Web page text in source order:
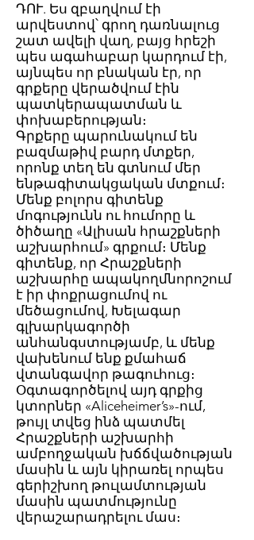
ԴՈՒ. Ես զբաղվում էի
արվեստով՝ գրող դառնալուց
շատ ավելի վաղ, բայց հրեշի
պես ագահաբար կարդում էի,
այնպես որ բնական էր, որ
գրքերը վերածվում էին
պատկերապատման և
փոխաբերության։
Գրքերը պարունակում են
բազմաթիվ բարդ մտքեր,
որոնք տեղ են գտնում մեր
ենթագիտակցական մտքում։
Մենք բոլորս գիտենք
մոգությունն ու հումորը և
ծիծաղը «Ալիսան հրաշքների
աշխարհում» գրքում։ Մենք
գիտենք, որ Հրաշքների
աշխարհը ապակողմնորոշում
է իր փոքրացումով ու
մեծացումով, Խելագար
գլխարկագործի
անհանգստությամբ, և մենք
վախենում ենք քմահաճ
վտանգավոր թագուհուց։
Օգտագործելով այդ գրքից
կտորներ «Aliceheimer’s»-ում,
թույլ տվեց ինձ պատմել
Հրաշքների աշխարհի
ամբողջական խճճվածության
մասին և այն կիրառել որպես
գերիշխող թուլամտության
մասին պատմությունը
վերաշարադրելու մաս։